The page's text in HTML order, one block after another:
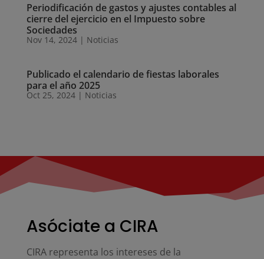
Periodificación de gastos y ajustes contables al
cierre del ejercicio en el Impuesto sobre
Sociedades
Nov 14, 2024| Noticias
Publicado el calendario de fiestas laborales
para el año 2025
Oct 25, 2024| Noticias
Asóciate a CIRA
CIRA representa los intereses de la